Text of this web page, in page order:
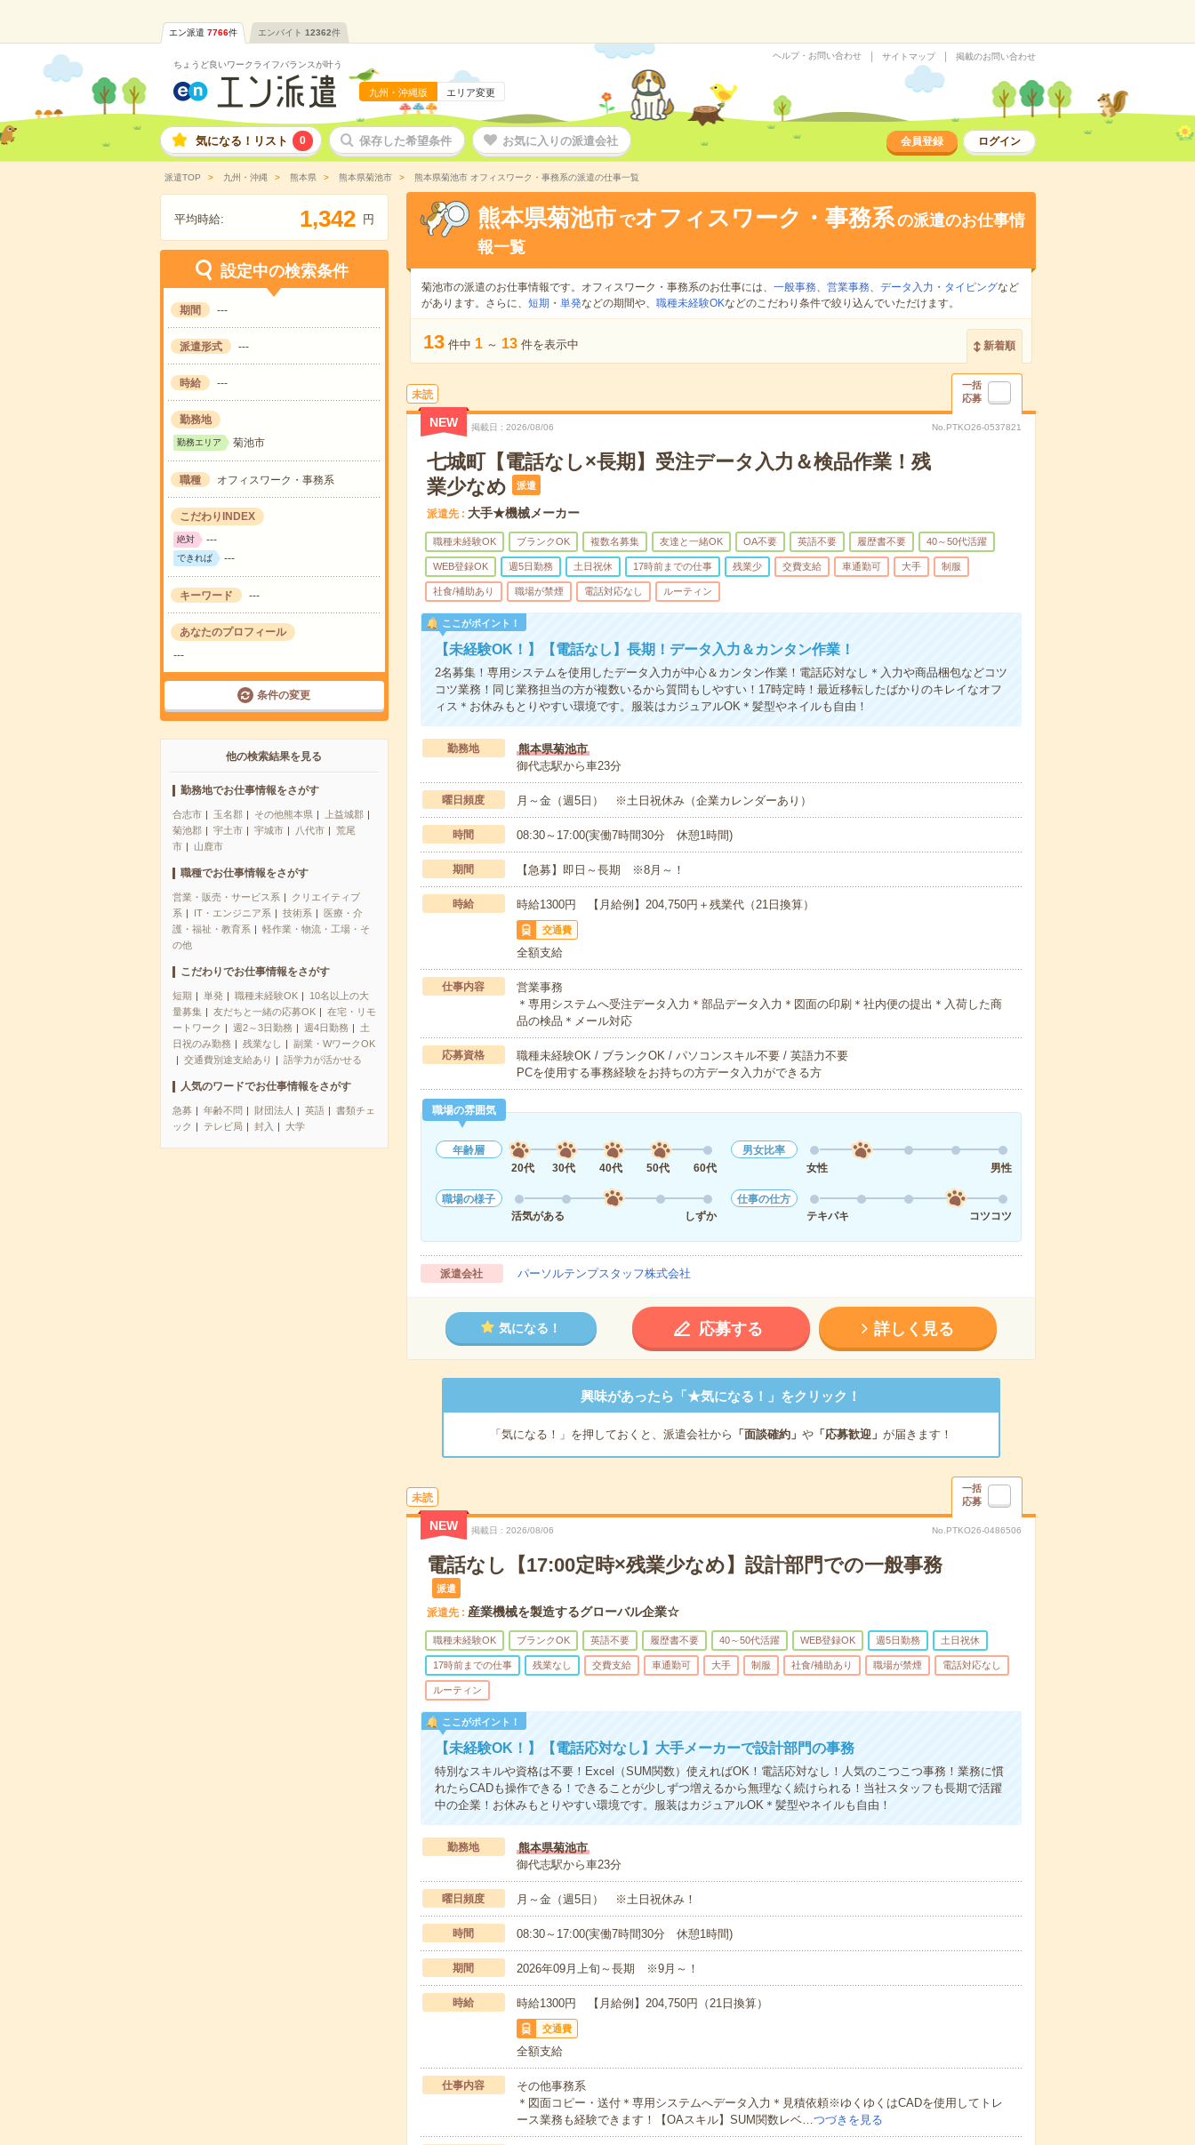
エン派遣 7766件 エンバイト 12362件
ちょうど良いワークライフバランスが叶う
九州・沖縄版 エリア変更
ヘルプ・お問い合わせ サイトマップ 掲載のお問い合わせ
気になる！リスト 0 保存した希望条件 お気に入りの派遣会社 会員登録 ログイン
派遣TOP 九州・沖縄 熊本県 熊本県菊池市 熊本県菊池市 オフィスワーク・事務系の派遣の仕事一覧
平均時給: 1,342 円
設定中の検索条件
期間 ---
派遣形式 ---
時給 ---
勤務地
勤務エリア 菊池市
職種 オフィスワーク・事務系
こだわりINDEX
絶対 ---
できれば ---
キーワード ---
あなたのプロフィール
---
条件の変更
他の検索結果を見る
勤務地でお仕事情報をさがす
合志市 玉名郡 その他熊本県
上益城郡
菊池郡
宇土市 宇城市 八代市
荒尾
市
山鹿市
職種でお仕事情報をさがす
営業・販売・サービス系
クリエイティブ
系
IT・エンジニア系 技術系
医療・介
護・福祉・教育系
軽作業・物流・工場・そ
の他
こだわりでお仕事情報をさがす
短期 単発 職種未経験OK
10名以上の大
量募集
友だちと一緒の応募OK
在宅・リモ
ートワーク
週2～3日勤務 週4日勤務
土
日祝のみ勤務
残業なし
副業・WワークOK
交通費別途支給あり
語学力が活かせる
人気のワードでお仕事情報をさがす
急募 年齢不問 財団法人 英語
書類チェ
ック
テレビ局 封入 大学
熊本県菊池市 でオフィスワーク・事務系の派遣のお仕事情
報一覧
菊池市の派遣のお仕事情報です。オフィスワーク・事務系のお仕事には、 一般事務、 営業事務、 データ入力・タイピングなど
があります。さらに、 短期 ・ 単発などの期間や、 職種未経験OKなどのこだわり条件で絞り込んでいただけます。
13 件中 1 ～ 13 件を表示中 新着順
未読
一括
応募
NEW 掲載日 2026/08/06 No.PTKO26-0537821
七城町【電話なし×長期】受注データ入力＆検品作業！残
業少なめ
派遣
派遣先 大手★機械メーカー
職種未経験OK ブランクOK 複数名募集 友達と一緒OK OA不要 英語不要 履歴書不要 40～50代活躍
WEB登録OK 週5日勤務 土日祝休 17時前までの仕事 残業少 交費支給 車通勤可 大手 制服
社食/補助あり 職場が禁煙 電話対応なし ルーティン
ここがポイント！
【未経験OK！】【電話なし】長期！データ入力＆カンタン作業！
2名募集！専用システムを使用したデータ入力が中心＆カンタン作業！電話応対なし＊入力や商品梱包などコツ
コツ業務！同じ業務担当の方が複数いるから質問もしやすい！17時定時！最近移転したばかりのキレイなオフ
ィス＊お休みもとりやすい環境です。服装はカジュアルOK＊髪型やネイルも自由！
勤務地
熊本県菊池市
御代志駅から車23分
曜日頻度 月～金（週5日） ※土日祝休み（企業カレンダーあり）
時間 08:30～17:00(実働7時間30分 休憩1時間)
期間 【急募】即日～長期 ※8月～！
時給 時給1300円 【月給例】204,750円＋残業代（21日換算）
交通費
全額支給
仕事内容
営業事務
＊専用システムへ受注データ入力＊部品データ入力＊図面の印刷＊社内便の提出＊入荷した商
品の検品＊メール対応
応募資格
職種未経験OK / ブランクOK / パソコンスキル不要 / 英語力不要
PCを使用する事務経験をお持ちの方データ入力ができる方
職場の雰囲気
年齢層
20代
30代 40代 50代 60代
男女比率
女性
男性
職場の様子
活気がある
しずか
仕事の仕方
テキパキ
コツコツ
派遣会社 パーソルテンプスタッフ株式会社
気になる！ 応募する 詳しく見る
興味があったら「★気になる！」をクリック！
「気になる！」を押しておくと、派遣会社から 「面談確約」 や「応募歓迎」 が届きます！
未読
一括
応募
NEW 掲載日 2026/08/06 No.PTKO26-0486506
電話なし【17:00定時×残業少なめ】設計部門での一般事務
派遣
派遣先 産業機械を製造するグローバル企業☆
職種未経験OK ブランクOK 英語不要 履歴書不要 40～50代活躍 WEB登録OK 週5日勤務 土日祝休
17時前までの仕事 残業なし 交費支給 車通勤可 大手 制服 社食/補助あり 職場が禁煙 電話対応なし
ルーティン
ここがポイント！
【未経験OK！】【電話応対なし】大手メーカーで設計部門の事務
特別なスキルや資格は不要！Excel（SUM関数）使えればOK！電話応対なし！人気のこつこつ事務！業務に慣
れたらCADも操作できる！できることが少しずつ増えるから無理なく続けられる！当社スタッフも長期で活躍
中の企業！お休みもとりやすい環境です。服装はカジュアルOK＊髪型やネイルも自由！
勤務地
熊本県菊池市
御代志駅から車23分
曜日頻度 月～金（週5日） ※土日祝休み！
時間 08:30～17:00(実働7時間30分 休憩1時間)
期間 2026年09月上旬～長期 ※9月～！
時給 時給1300円 【月給例】204,750円（21日換算）
交通費
全額支給
仕事内容
その他事務系
＊図面コピー・送付＊専用システムへデータ入力＊見積依頼※ゆくゆくはCADを使用してトレ
ース業務も経験できます！【OAスキル】SUM関数レベ…つづきを見る